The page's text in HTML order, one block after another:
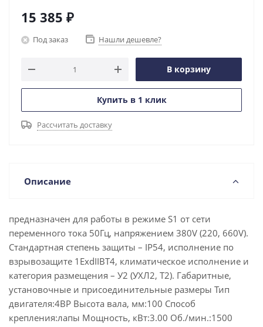
15 385 ₽
Под заказ Нашли дешевле?
В корзину
Купить в 1 клик
Рассчитать доставку
Описание
предназначен для работы в режиме S1 от сети
переменного тока 50Гц, напряжением 380V (220, 660V).
Стандартная степень защиты – IP54, исполнение по
взрывозащите 1ExdIIBT4, климатическое исполнение и
категория размещения – У2 (УХЛ2, Т2). Габаритные,
установочные и присоединительные размеры Тип
двигателя:4ВР Высота вала, мм:100 Способ
крепления:лапы Мощность, кВт:3.00 Об./мин.:1500